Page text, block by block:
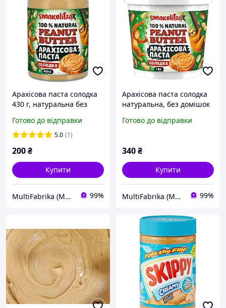
Арахісова паста солодка
430 г, натуральна без
Готово до відправки
5.0 (1)
200₴
Купити
MultiFabrika (Мультифабрика) 99%
Арахісова паста солодка
натуральна, без домішок
Готово до відправки
340₴
Купити
MultiFabrika (Мультифабрика) 99%